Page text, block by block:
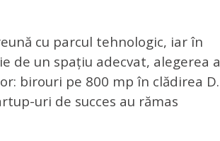
cu parcul tehnologic, iar în
de un spațiu adecvat, alegerea a
birouri pe 800 mp în clădirea D.
uri de succes au rămas